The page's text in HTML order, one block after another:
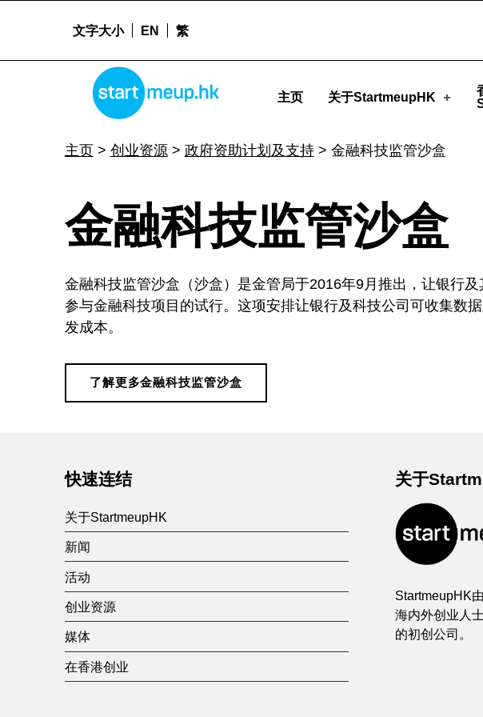
金融科技监管沙盒 - StartmeupHK
STARTMEUPHK
主页 关于StartmeupHK
文字大小 EN 繁
主页> 创业资源> 政府资助计划及支持> 金融科技监管沙盒
金
融
科
技
监
管
沙
盒
金融科技监管沙盒
金融科技监管沙盒（沙盒）是金管局于2016年9月推出，让银行
参与金融科技项目的试行。这项安排让银行及科技公司可收集数
发成本。
了解更多金融科技监管沙盒
Skip back to main navigation
快速连结
关于StartmeupHK
新闻
活动
创业资源
媒体
在香港创业
关于
StartmeupHK
海内外创业人
的初创公司。